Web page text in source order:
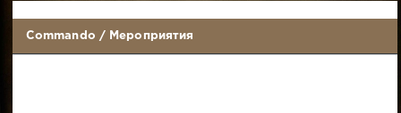
Commando / Мероприятия